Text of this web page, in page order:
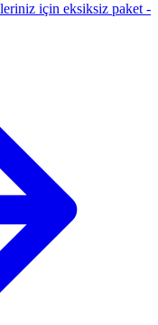
için eksiksiz paket -